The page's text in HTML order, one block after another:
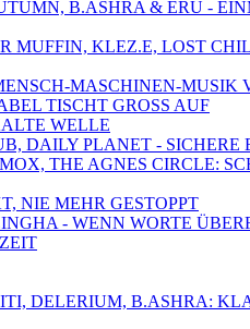
B.ASHRA & ERU -
MUFFIN, KLEZ.E, LOST
MASCHINEN-MUSIK
TISCHT GROSS AUF
WELLE
DAILY PLANET - SICHERE
THE AGNES CIRCLE:
NIE MEHR GESTOPPT
- WENN WORTE
DELERIUM, B.ASHRA: